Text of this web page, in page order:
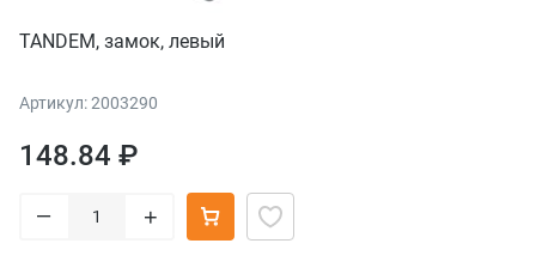
TANDEM, замок, левый
Артикул: 2003290
148.84 ₽
– +